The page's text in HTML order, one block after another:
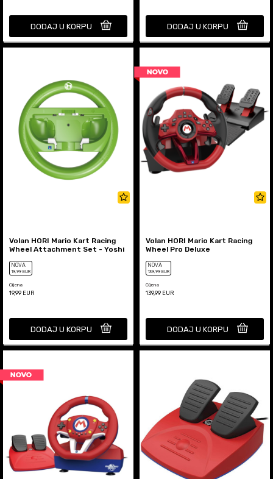
DODAJ U KORPU DODAJ U KORPU
Volan HORI Mario Kart Racing
Wheel Attachment Set - Yoshi
NOVA
19,99 EUR
Cijena
19,99 EUR
DODAJ U KORPU
Volan HORI Mario Kart Racing
Wheel Pro Deluxe
NOVA
139,99 EUR
Cijena
139,99 EUR
DODAJ U KORPU